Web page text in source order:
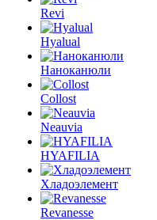
Revi
Hyalual
Наноканюли
Collost
Neauvia
HYAFILIA
Хладоэлемент
Revanesse